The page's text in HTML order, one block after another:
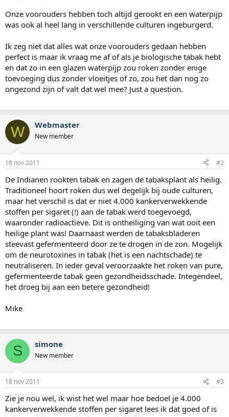
Onze voorouders hebben toch altijd gerookt en een waterpijp
was ook al heel lang in verschillende culturen ingeburgerd.
Ik zeg niet dat alles wat onze voorouders gedaan hebben
perfect is maar ik vraag me af of als je biologische tabak hebt
en dat zo in een glazen waterpijp zou roken zonder enige
toevoeging dus zonder vloeitjes of zo, zou het dan nog zo
ongezond zijn of valt dat wel mee? Just a question.
W Webmaster
New member
18 nov 2011 #2
De Indianen rookten tabak en zagen de tabaksplant als heilig.
Traditioneel hoort roken dus wel degelijk bij oude culturen,
maar het verschil is dat er niet 4.000 kankerverwekkende
stoffen per sigaret (!) aan de tabak werd toegevoegd,
waaronder radioactieve. Dit is ontheiliging van wat ooit een
heilige plant was! Daarnaast werden de tabaksbladeren
steevast gefermenteerd door ze te drogen in de zon. Mogelijk
om de neurotoxines in tabak (het is een nachtschade) te
neutraliseren. In ieder geval veroorzaakte het roken van pure,
gefermenteerde tabak geen gezondheidsschade. Integendeel,
het droeg bij aan een betere gezondheid!
Mike
S simone
New member
18 nov 2011 #3
Zie je nou wel, ik wist het wel maar hoe bedoel je 4.000
kankerverwekkende stoffen per sigaret lees ik dat goed of is